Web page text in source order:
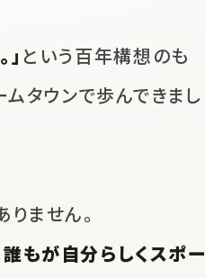
という百年構想のも
タウンで歩んできまし
ません。
誰もが自分らしくスポー